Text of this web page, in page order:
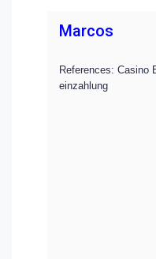
Marcos
References: Casino
einzahlung